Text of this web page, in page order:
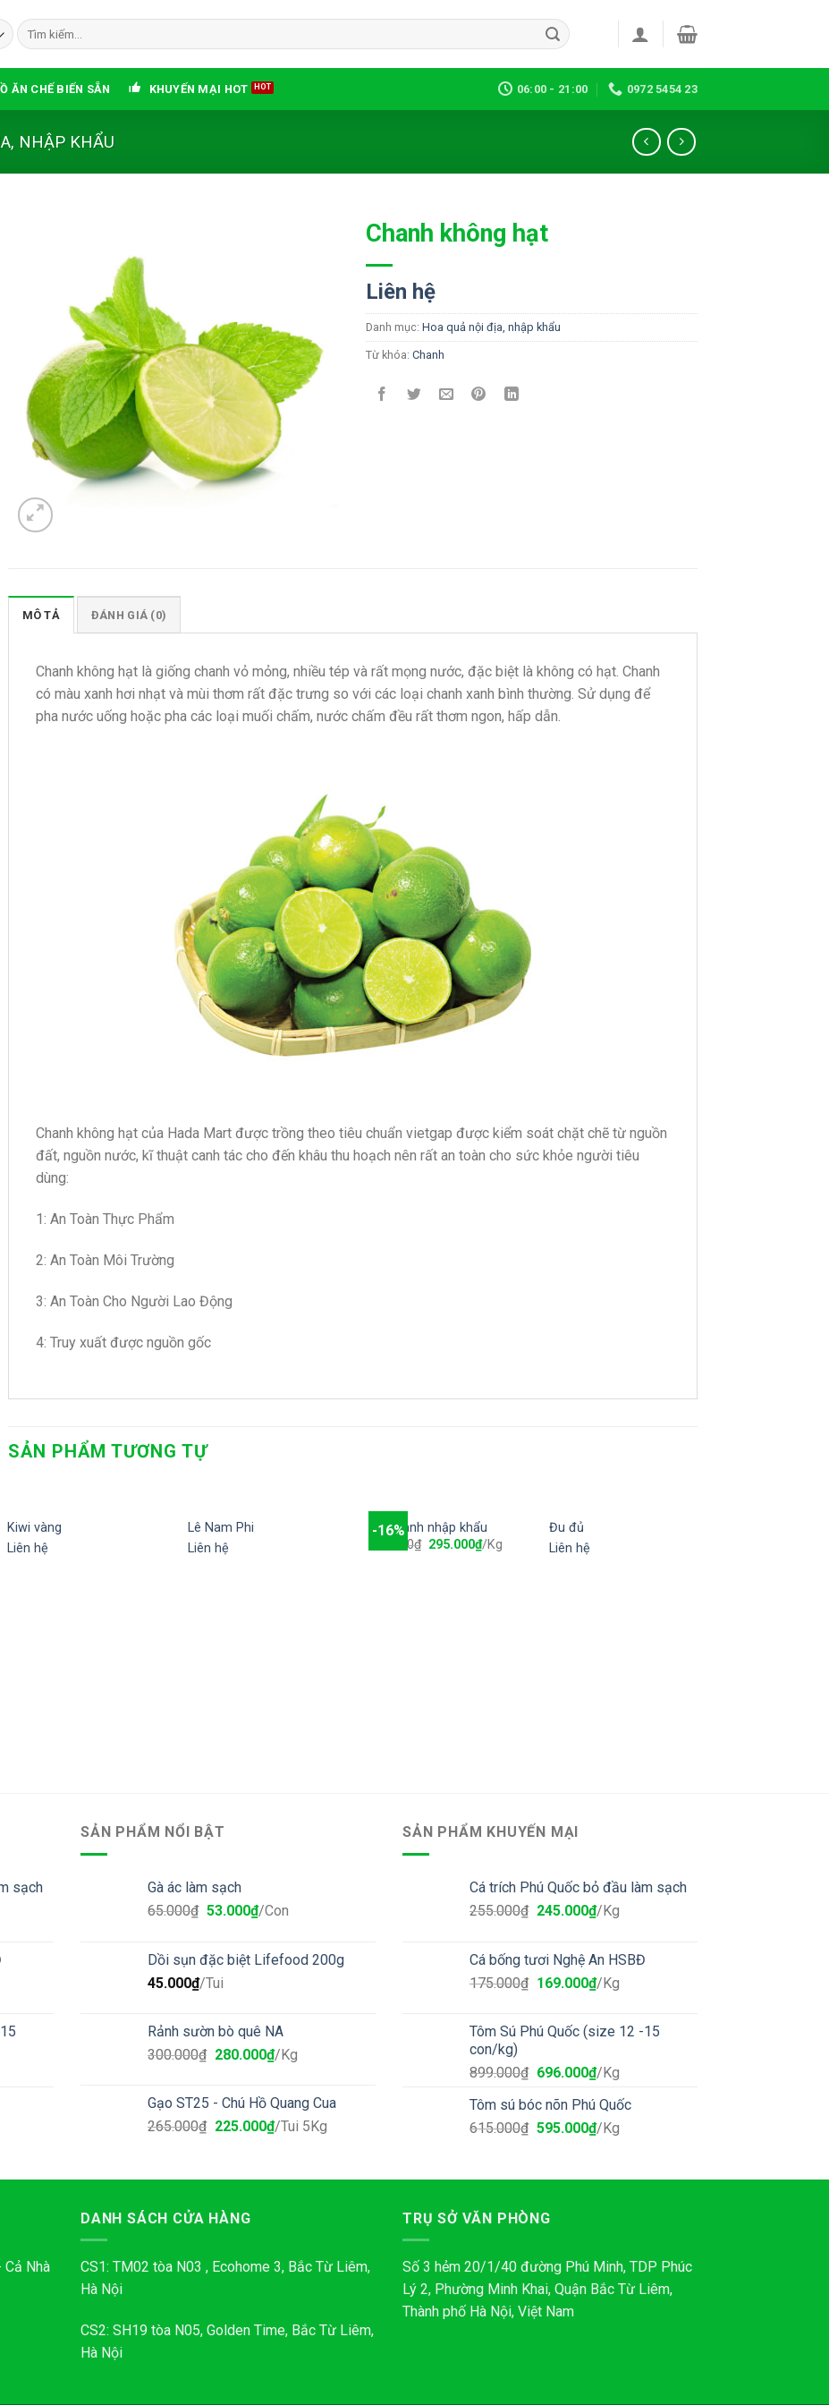
Tìm
kiếm:
ĂN CHẾ BIẾN SẴN KHUYẾN MẠI HOT 06:00 - 21:00 0972 5454 23
NHẬP KHẨU
Chanh không hạt
Liên hệ
Danh mục:Hoa quả nội địa, nhập khẩu
Từ khóa:Chanh
MÔ TẢ ĐÁNH GIÁ (0)
Chanh không hạt là giống chanh vỏ mỏng, nhiều tép và rất mọng nước, đặc biệt là không có hạt. Chanh
có màu xanh hơi nhạt và mùi thơm rất đặc trưng so với các loại chanh xanh bình thường. Sử dụng để
pha nước uống hoặc pha các loại muối chấm, nước chấm đều rất thơm ngon, hấp dẫn.
Chanh không hạt của Hada Mart được trồng theo tiêu chuẩn vietgap được kiểm soát chặt chẽ từ nguồn
đất, nguồn nước, kĩ thuật canh tác cho đến khâu thu hoạch nên rất an toàn cho sức khỏe người tiêu
dùng:
1: An Toàn Thực Phẩm
2: An Toàn Môi Trường
3: An Toàn Cho Người Lao Động
4: Truy xuất được nguồn gốc
SẢN PHẨM TƯƠNG TỰ
Kiwi vàng
Liên hệ
Lê Nam Phi
Liên hệ
-16%
Add to
wishlist
Nho xanh nhập khẩu
350.000₫ 295.000₫/Kg
Đu đủ
Liên hệ
sạch
SẢN PHẨM NỔI BẬT
Gà ác làm sạch
65.000₫ 53.000₫/Con
Dồi sụn đặc biệt Lifefood 200g
45.000₫/Tui
Rảnh sườn bò quê NA
300.000₫ 280.000₫/Kg
Gạo ST25 - Chú Hồ Quang Cua
265.000₫ 225.000₫/Tui 5Kg
SẢN PHẨM KHUYẾN MẠI
Cá trích Phú Quốc bỏ đầu làm sạch
255.000₫ 245.000₫/Kg
Cá bống tươi Nghệ An HSBĐ
175.000₫ 169.000₫/Kg
Tôm Sú Phú Quốc (size 12 -15
con/kg)
899.000₫ 696.000₫/Kg
Tôm sú bóc nõn Phú Quốc
615.000₫ 595.000₫/Kg
Cả Nhà
DANH SÁCH CỬA HÀNG
CS1: TM02 tòa N03 , Ecohome 3, Bắc Từ Liêm,
Hà Nội
CS2: SH19 tòa N05, Golden Time, Bắc Từ Liêm,
Hà Nội
TRỤ SỞ VĂN PHÒNG
Số 3 hẻm 20/1/40 đường Phú Minh, TDP Phúc
Lý 2, Phường Minh Khai, Quận Bắc Từ Liêm,
Thành phố Hà Nội, Việt Nam